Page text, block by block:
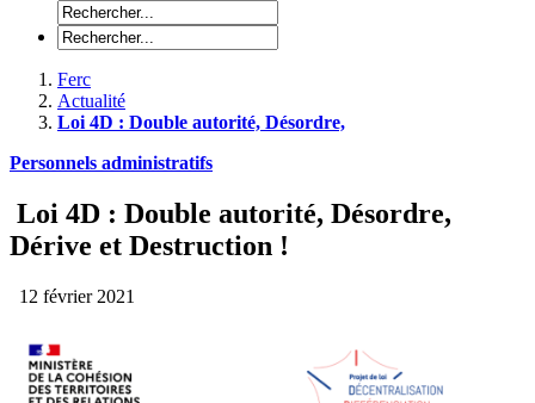
Ferc
Actualité
Loi 4D : Double autorité, Désordre,
Personnels administratifs
Loi 4D : Double autorité, Désordre,
Dérive et Destruction !
12 février 2021